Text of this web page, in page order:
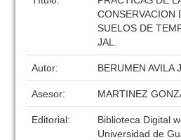
CONSERVACION
SUELOS DE
JAL.
Autor: BERUMEN AVILA
Asesor: MARTINEZ
Editorial:
Biblioteca Digital
Universidad de